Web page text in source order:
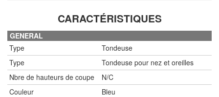
CARACTÉRISTIQUES
GENERAL
Type
Tondeuse
Type
Tondeuse pour nez et oreilles
Nbre de hauteurs de coupe
N/C
Couleur
Bleu